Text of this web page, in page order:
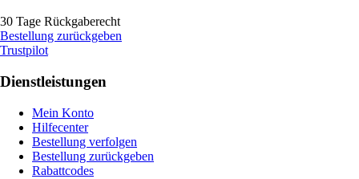
30 Tage Rückgaberecht
Bestellung zurückgeben
Trustpilot
Dienstleistungen
Mein Konto
Hilfecenter
Bestellung verfolgen
Bestellung zurückgeben
Rabattcodes